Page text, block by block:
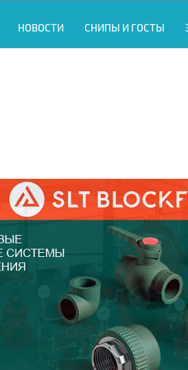
НОВОСТИ СНИПЫ И ГОСТЫ